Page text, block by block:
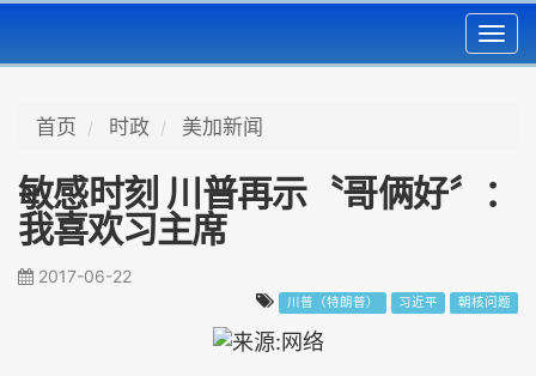
首页 时政 美加新闻
敏感时刻 川普再示〝哥俩好〞：
我喜欢习主席
2017-06-22
川普（特朗普） 习近平 朝核问题